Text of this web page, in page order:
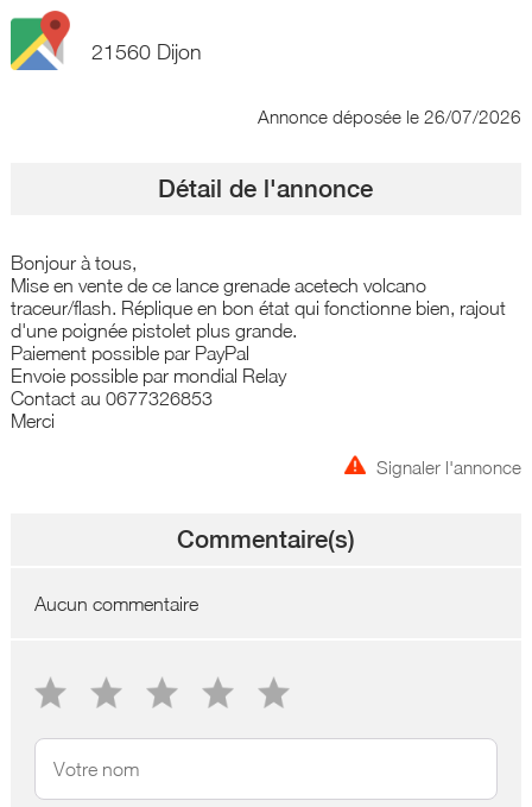
21560 Dijon
Annonce déposée le 26/07/2026
Détail de l'annonce
Bonjour à tous,
Mise en vente de ce lance grenade acetech volcano
traceur/flash. Réplique en bon état qui fonctionne bien, rajout
d'une poignée pistolet plus grande.
Paiement possible par PayPal
Envoie possible par mondial Relay
Contact au 0677326853
Merci
Signaler l'annonce
Commentaire(s)
Aucun commentaire